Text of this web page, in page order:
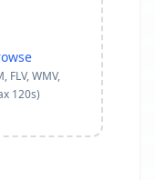
FLV, WMV,
120s)